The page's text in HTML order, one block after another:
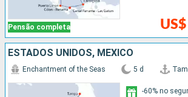
Pensão completa
ESTADOS UNIDOS, MÉXICO
Enchantment of the Seas 5 d
-60% no